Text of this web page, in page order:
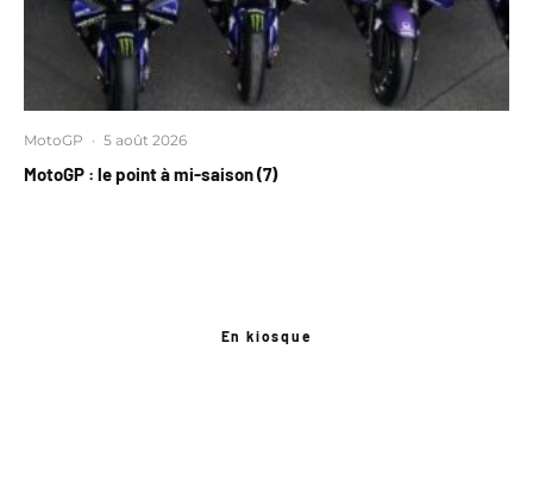
MotoGP · 5 août 2026
MotoGP : le point à mi-saison (7)
En kiosque